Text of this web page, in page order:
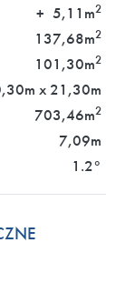
+ 5,11m2
137,68m2
101,30m2
x 21,30m
703,46m2
7,09m
1.2°